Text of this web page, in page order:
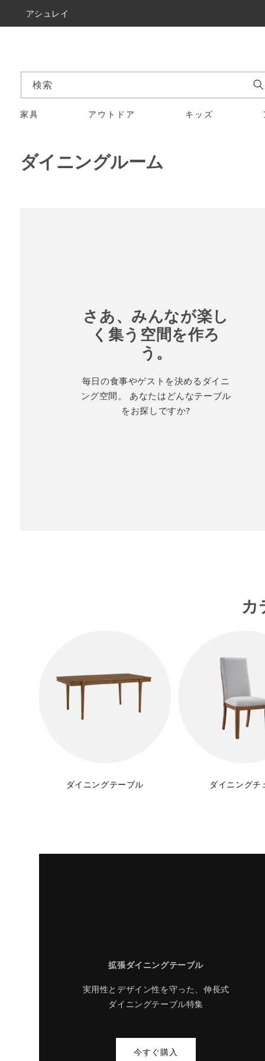
アシュレイ
検索
家具 アウトドア キッズ
ダイニングルーム
さあ、みんなが楽し
く集う空間を作ろ
う。
毎日の食事やゲストを決めるダイニ
ング空間。 あなたはどんなテーブル
をお探しですか?
カ
ダイニングテーブル ダイニングチ
拡張ダイニングテーブル
実用性とデザイン性を守った、伸長式
ダイニングテーブル特集
今すぐ購入